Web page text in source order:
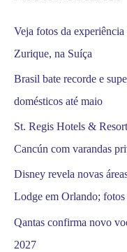
Veja fotos da
Zurique, na Suíça
Brasil bate recorde e
domésticos até maio
St. Regis Hotels &
Cancún com varandas
Disney revela novas
Lodge em Orlando; fotos
Qantas confirma novo
2027